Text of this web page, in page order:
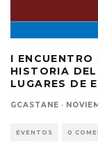
I
HISTORIA
LUGARES DE
GCASTANE ·
EVENTOS 0